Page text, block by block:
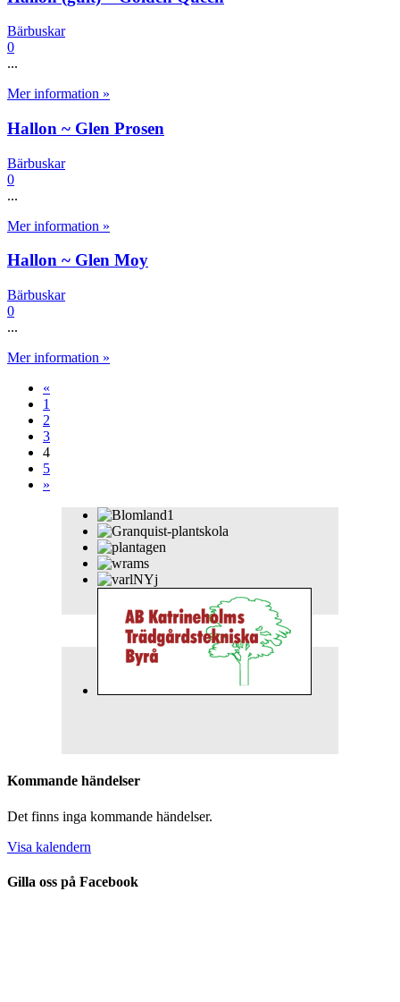
Bärbuskar
0
...
Mer information »
Hallon ~ Glen Prosen
Bärbuskar
0
...
Mer information »
Hallon ~ Glen Moy
Bärbuskar
0
...
Mer information »
«
1
2
3
4
5
»
Kommande händelser
Det finns inga kommande händelser.
Visa kalendern
Gilla oss på Facebook